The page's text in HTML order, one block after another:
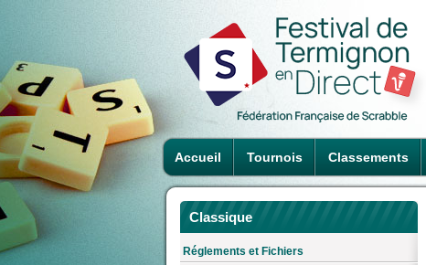
Accueil Tournois Classements
Classique
Réglements et Fichiers